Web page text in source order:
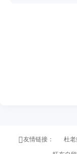
友情链接： 杜